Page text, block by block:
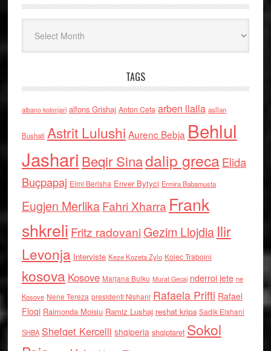
TAGS
albano kolonjari alfons Grishaj Anton Cefa arben llalla asllan
Bushati Astrit Lulushi Aurenc Bebja Behlul
Jashari Beqir Sinadalip grecaElida
Buçpapaj Elmi Berisha Enver Bytyci Ermira Babamusta
Eugjen MerlikaFahri Xharra Frank
shkreli Fritz radovaniGezim Llojdia Ilir
Levonja Interviste Keze Kozeta Zylo Kolec Traboini
kosova Kosove Marjana Bulku Murat Gecaj nderroi jete ne
Kosove Nene Tereza presidenti Nishani Rafaela Prifti Rafael
Floqi Raimonda Moisiu Ramiz Lushaj reshat kripa Sadik Elshani
SHBA Shefqet Kercelli shqiperia shqiptaret Sokol